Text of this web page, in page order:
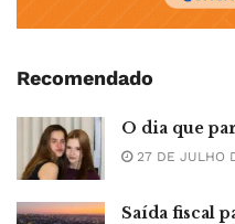
Recomendado
O dia que
27 DE JULHO
Saída fiscal